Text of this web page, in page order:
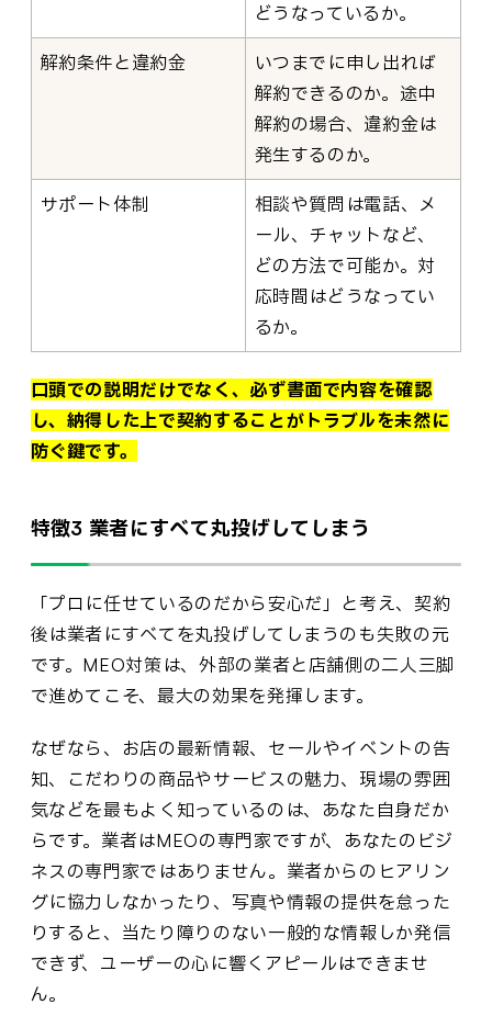
どうなっているか。
解約条件と違約金
いつまでに申し出れば
解約できるのか。途中
解約の場合、違約金は
発生するのか。
サポート体制
相談や質問は電話、メ
ール、チャットなど、
どの方法で可能か。対
応時間はどうなってい
るか。
口頭での説明だけでなく、必ず書面で内容を確認
し、納得した上で契約することがトラブルを未然に
防ぐ鍵です。
特徴3 業者にすべて丸投げしてしまう
「プロに任せているのだから安心だ」と考え、契約
後は業者にすべてを丸投げしてしまうのも失敗の元
です。MEO対策は、外部の業者と店舗側の二人三脚
で進めてこそ、最大の効果を発揮します。
なぜなら、お店の最新情報、セールやイベントの告
知、こだわりの商品やサービスの魅力、現場の雰囲
気などを最もよく知っているのは、あなた自身だか
らです。業者はMEOの専門家ですが、あなたのビジ
ネスの専門家ではありません。業者からのヒアリン
グに協力しなかったり、写真や情報の提供を怠った
りすると、当たり障りのない一般的な情報しか発信
できず、ユーザーの心に響くアピールはできませ
ん。